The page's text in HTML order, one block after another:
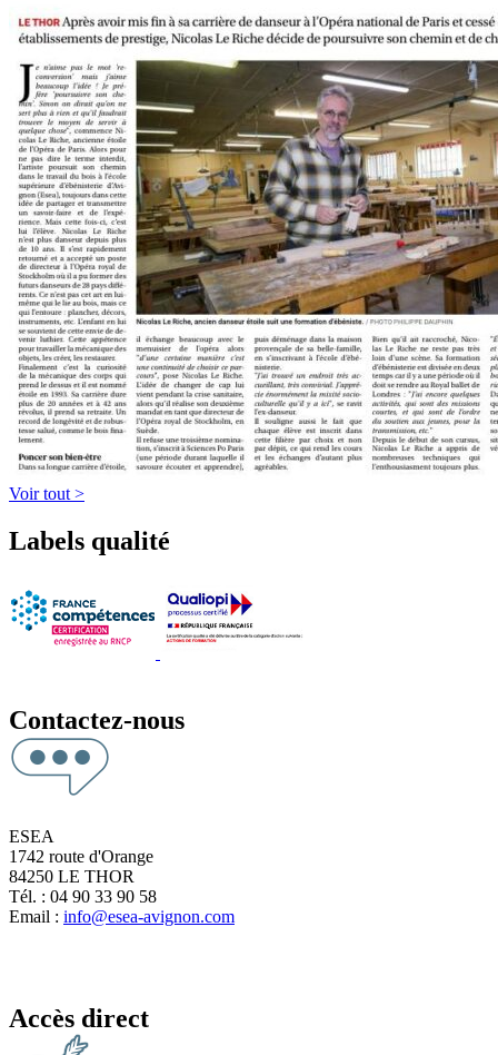
Voir tout >
Labels qualité
Contactez-nous
ESEA
1742 route d'Orange
84250 LE THOR
Tél. : 04 90 33 90 58
Email : info@esea-avignon.com
Accès direct